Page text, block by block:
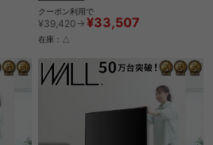
クーポン利用で
¥39,420→ ¥33,507
在庫：△